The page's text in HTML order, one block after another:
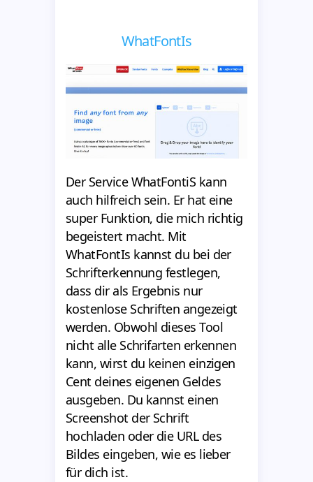
WhatFontIs
Der Service WhatFontiS kann
auch hilfreich sein. Er hat eine
super Funktion, die mich richtig
begeistert macht. Mit
WhatFontIs kannst du bei der
Schrifterkennung festlegen,
dass dir als Ergebnis nur
kostenlose Schriften angezeigt
werden. Obwohl dieses Tool
nicht alle Schrifarten erkennen
kann, wirst du keinen einzigen
Cent deines eigenen Geldes
ausgeben. Du kannst einen
Screenshot der Schrift
hochladen oder die URL des
Bildes eingeben, wie es lieber
für dich ist.